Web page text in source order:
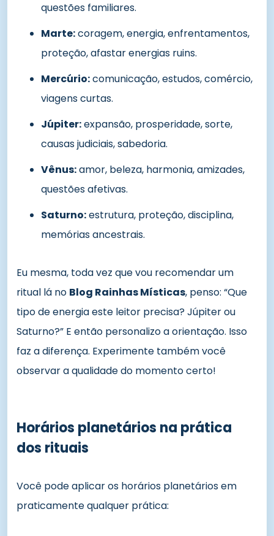
questões familiares.
Marte:coragem, energia, enfrentamentos,
proteção, afastar energias ruins.
Mercúrio:comunicação, estudos, comércio,
viagens curtas.
Júpiter:expansão, prosperidade, sorte,
causas judiciais, sabedoria.
Vênus:amor, beleza, harmonia, amizades,
questões afetivas.
Saturno:estrutura, proteção, disciplina,
memórias ancestrais.
Eu mesma, toda vez que vou recomendar um
ritual lá no Blog Rainhas Místicas, penso: “Que
tipo de energia este leitor precisa? Júpiter ou
Saturno?” E então personalizo a orientação. Isso
faz a diferença. Experimente também você
observar a qualidade do momento certo!
Horários planetários na prática
dos rituais
Você pode aplicar os horários planetários em
praticamente qualquer prática: